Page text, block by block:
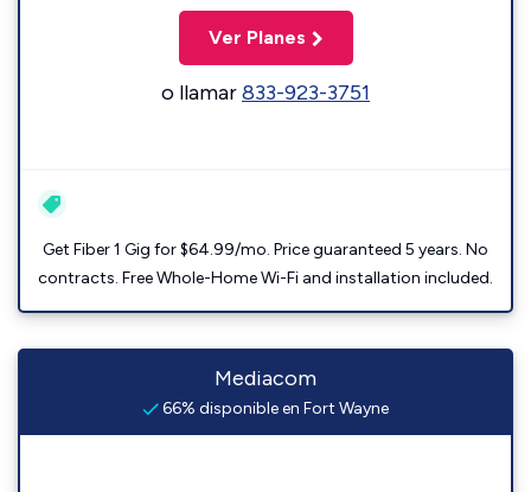
Ver Planes
o llamar833-923-3751
Get Fiber 1 Gig for $64.99/mo. Price guaranteed 5 years. No
contracts. Free Whole-Home Wi-Fi and installation included.
Mediacom
66% disponible en Fort Wayne